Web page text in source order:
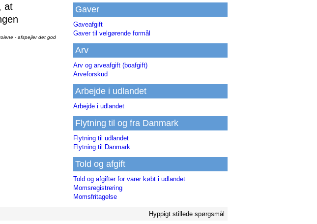
at
- afspejler det god
Gaver
Gaveafgift
Gaver til velgørende formål
Arv
Arv og arveafgift (boafgift)
Arveforskud
Arbejde i udlandet
Arbejde i udlandet
Flytning til og fra Danmark
Flytning til udlandet
Flytning til Danmark
Told og afgift
Told og afgifter for varer købt i udlandet
Momsregistrering
Momsfritagelse
Hyppigt stillede spørgsmål